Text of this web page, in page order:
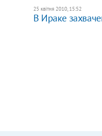
25 квітня 2010, 15:52
В Ираке